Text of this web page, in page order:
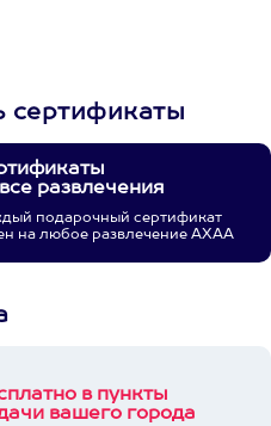
сертификаты
развлечения
подарочный сертификат
на любое развлечение АХАА
в пункты
вашего города